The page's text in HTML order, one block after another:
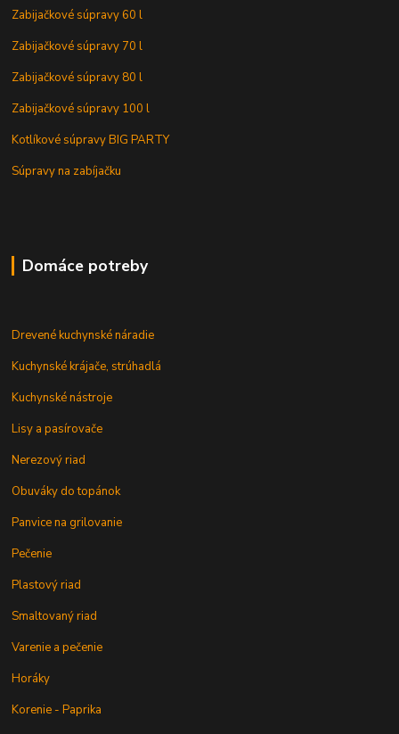
Zabijačkové súpravy 60 l
Zabijačkové súpravy 70 l
Zabijačkové súpravy 80 l
Zabijačkové súpravy 100 l
Kotlíkové súpravy BIG PARTY
Súpravy na zabíjačku
Domáce potreby
Drevené kuchynské náradie
Kuchynské krájače, strúhadlá
Kuchynské nástroje
Lisy a pasírovače
Nerezový riad
Obuváky do topánok
Panvice na grilovanie
Pečenie
Plastový riad
Smaltovaný riad
Varenie a pečenie
Horáky
Korenie - Paprika